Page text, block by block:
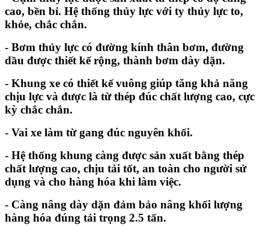
cao, bền bỉ. Hệ thống thủy lực với ty thủy lực to,
khỏe, chắc chắn.
- Bơm thủy lực có đường kính thân bơm, đường
dầu được thiết kế rộng, thành bơm dày dặn.
- Khung xe có thiết kế vuông giúp tăng khả năng
chịu lực và được là từ thép đúc chất lượng cao, cực
kỳ chắc chắn.
- Vai xe làm từ gang đúc nguyên khối.
- Hệ thống khung càng được sản xuất bằng thép
chất lượng cao, chịu tải tốt, an toàn cho người sử
dụng và cho hàng hóa khi làm việc.
- Càng nâng dày dặn đảm bảo nâng khối lượng
hàng hóa đúng tải trọng 2.5 tấn.